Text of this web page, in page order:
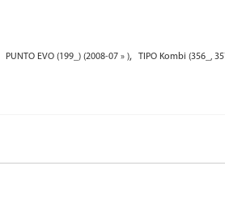
PUNTO EVO (199_) (2008-07 » ), TIPO Kombi (356_,